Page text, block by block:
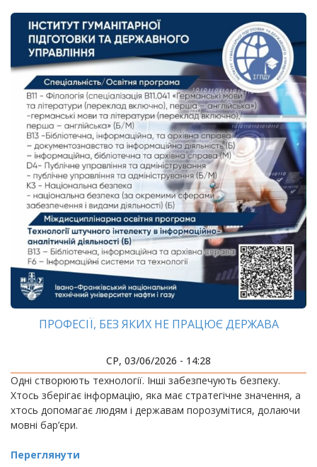
ПРОФЕСІЇ, БЕЗ ЯКИХ НЕ ПРАЦЮЄ ДЕРЖАВА
СР, 03/06/2026 - 14:28
Одні створюють технології. Інші забезпечують безпеку.
Хтось зберігає інформацію, яка має стратегічне значення, а
хтось допомагає людям і державам порозумітися, долаючи
мовні бар’єри.
Переглянути